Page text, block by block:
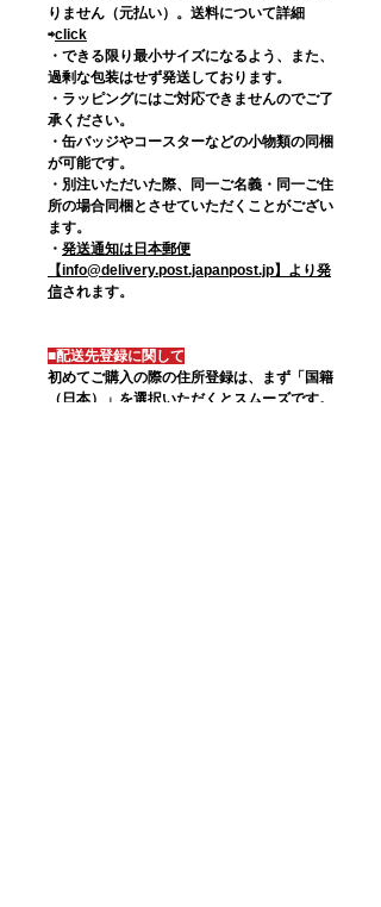
りません（元払い）。 送料について詳細
⇨click
・できる限り最小サイズになるよう、また、
過剰な包装はせず発送しております。
・ラッピングにはご対応できませんのでご了
承ください。
・缶バッジやコースターなどの小物類の同梱
が可能です。
・別注いただいた際、同一ご名義・同一ご住
所の場合同梱とさせていただくことがござい
ます。
・ 発送通知は日本郵便
【info@delivery.post.japanpost.jp】より発
信されます。
■配送先登録に関して
初めてご購入の際の住所登録は、まず「国籍
（日本）」を選択いただくとスムーズです。